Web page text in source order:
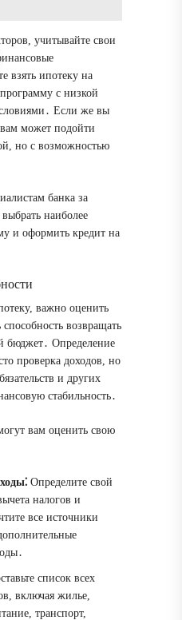
учитывайте свои
взять ипотеку на
с низкой
Если же вы
вам может подойти
но с возможностью
банка за
наиболее
и оформить кредит на
важно оценить
возвращать
бюджет․ Определение
проверка доходов, но
и других
стабильность․
вам оценить свою
Определите свой
налогов и
все источники
список всех
включая жилье,
транспорт,